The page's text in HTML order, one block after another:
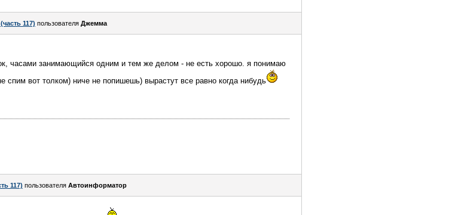
117) пользователя Джемма
часами занимающийся одним и тем же делом - не есть хорошо. я понимаю
спим вот толком) ниче не попишешь) вырастут все равно когда нибудь
117) пользователя Автоинформатор